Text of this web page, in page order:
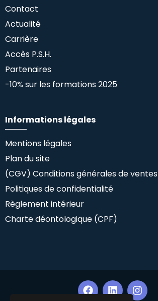
Contact
Actualité
Carrière
Accès P.S.H.
Partenaires
-10% sur les formations 2025
Informations légales
Mentions légales
Plan du site
(CGV) Conditions générales de ventes
Politiques de confidentialité
Règlement intérieur
Charte déontologique (CPF)